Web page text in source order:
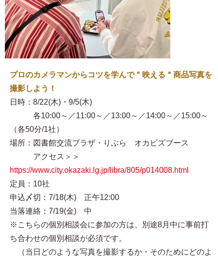
プロのカメラマンからコツを学んで＂映える＂商品写真を
撮影しよう！
日時：8/22(木)・9/5(木)
各10:00～／11:00～／13:00～／14:00～／15:00～
（各50分/1社）
場所：図書館交流プラザ・りぶら オカビズブース
アクセス＞＞
https://www.city.okazaki.lg.jp/libra/805/p014008.html
定員：10社
申込〆切：7/18(木) 正午12:00
当落連絡：7/19(金) 中
※こちらの個別相談会に参加の方は、別途8月中に事前打
ち合わせの個別相談が必須です。
（当日どのような写真を撮影するか・そのためにどのよ